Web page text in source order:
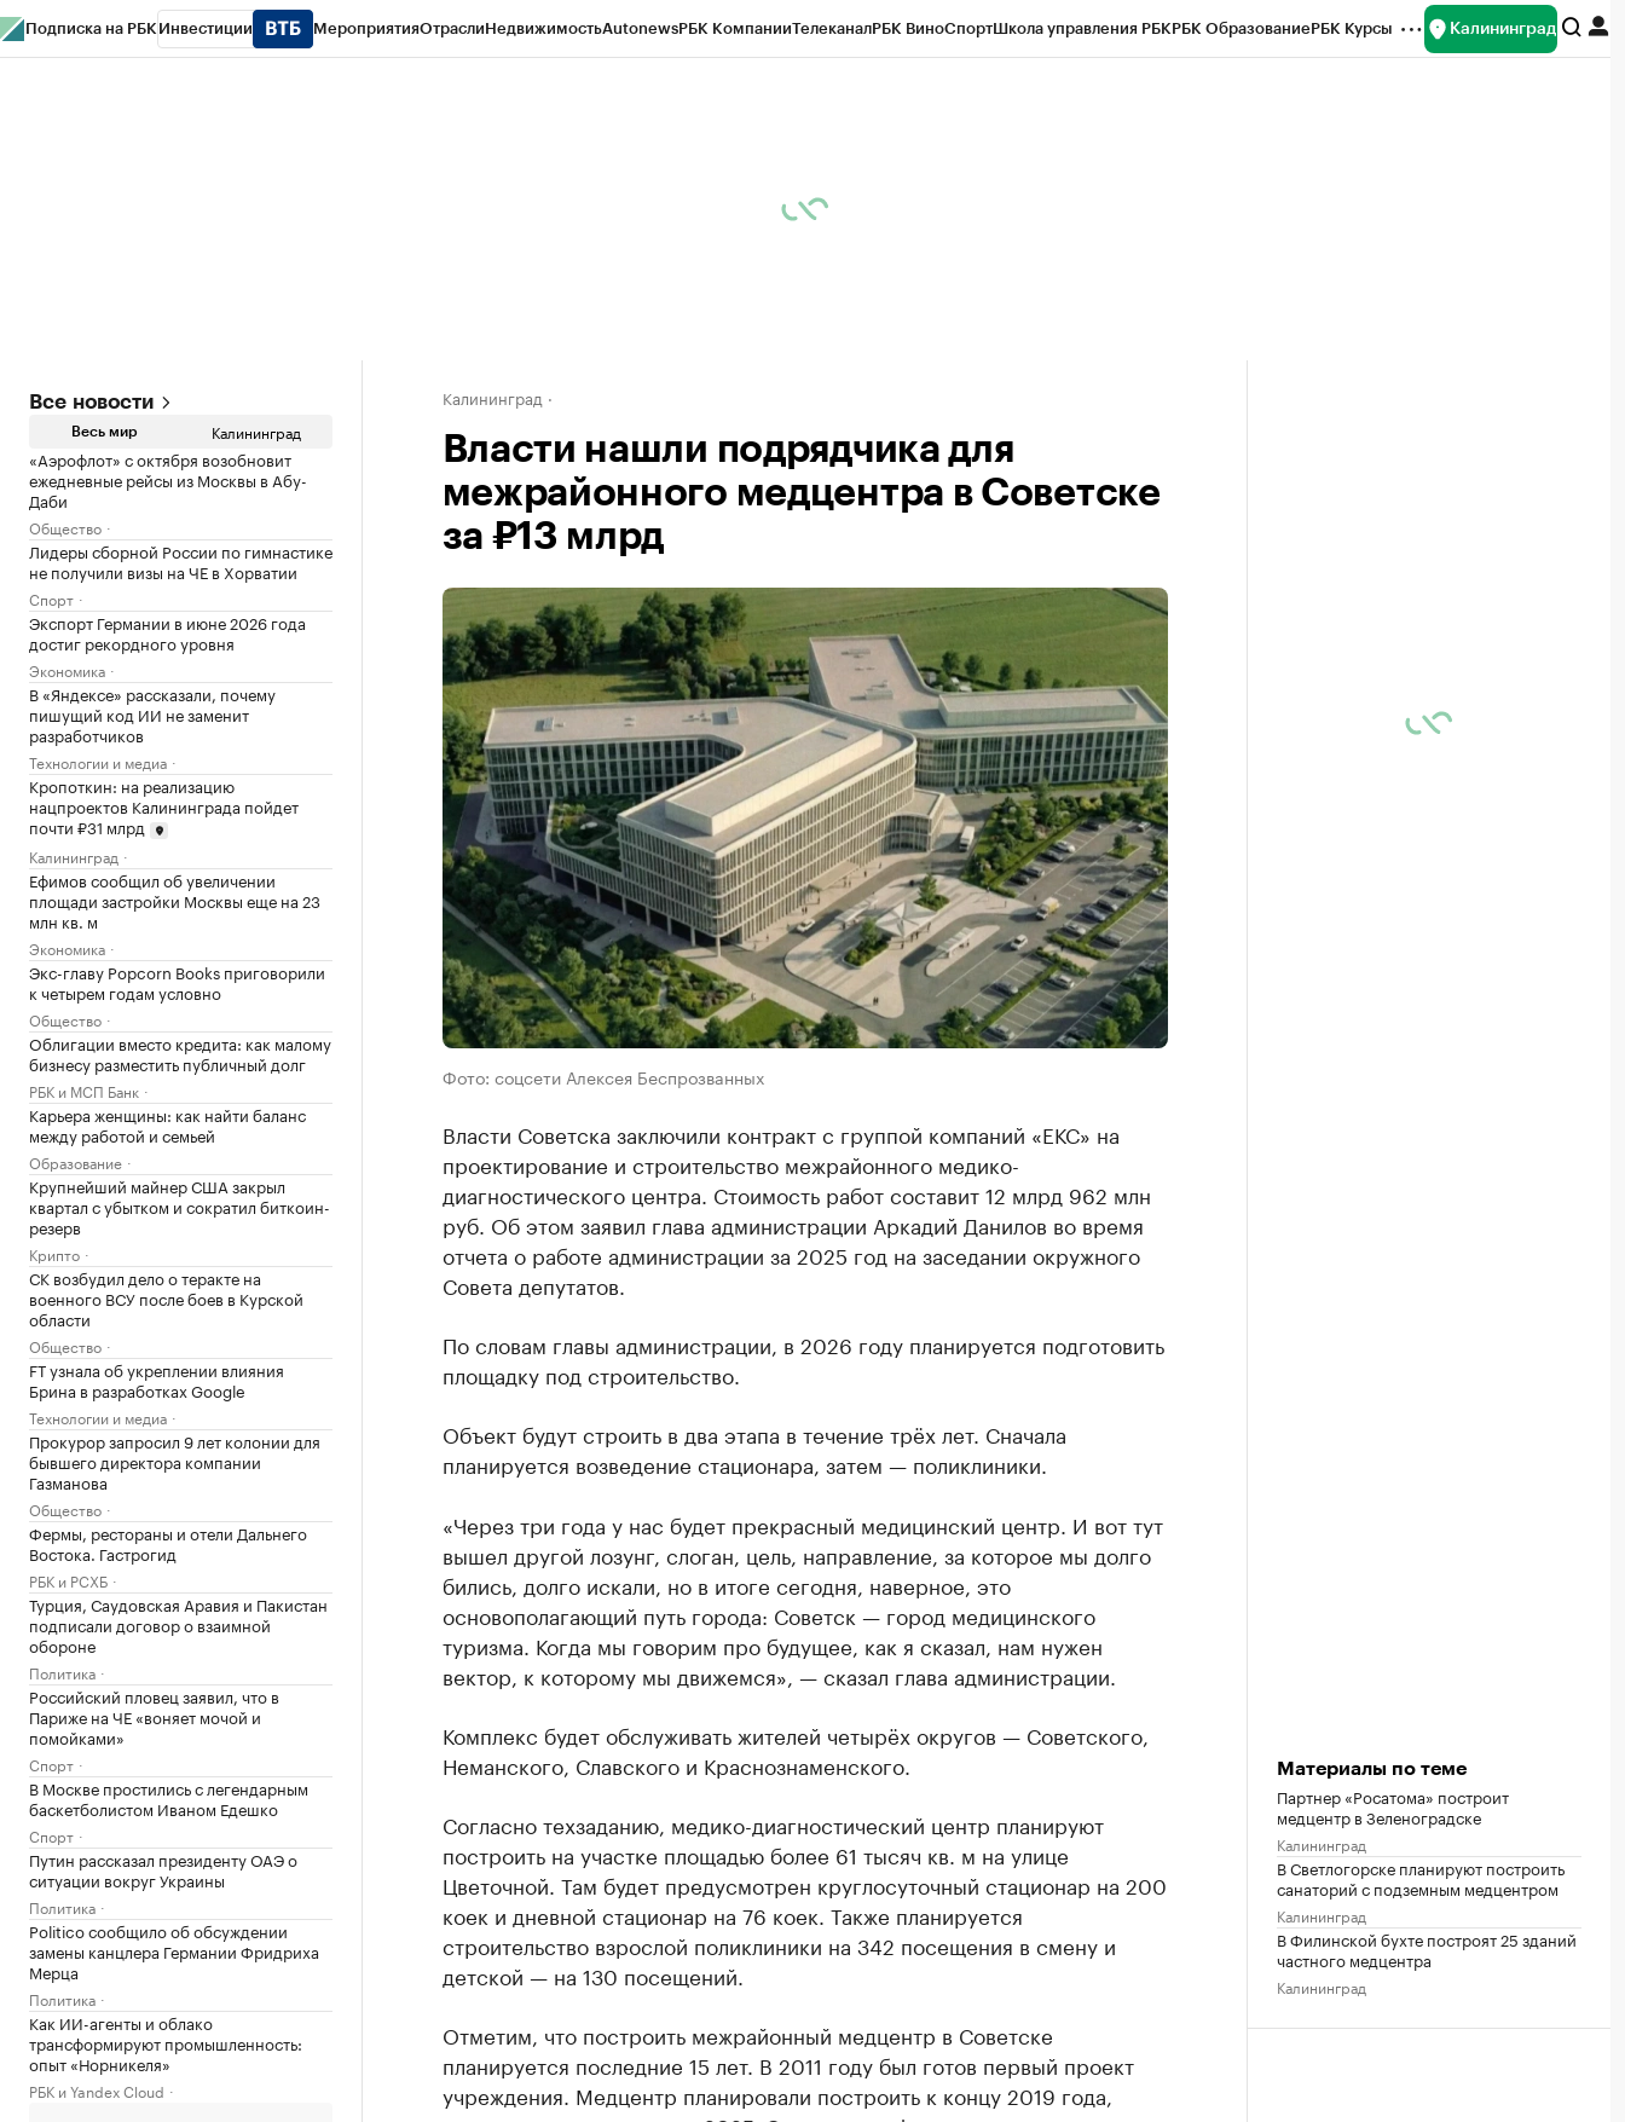
Подписка на РБК Инвестиции МероприятияОтраслиНедвижимостьAutonewsРБК КомпанииТелеканалРБК ВиноСпортШкола управления РБКРБК ОбразованиеРБК Курсы Калининград
Все новости
Весь мир Калининград
«Аэрофлот» с октября возобновит
ежедневные рейсы из Москвы в Абу-
Даби
Общество
Лидеры сборной России по гимнастике
не получили визы на ЧЕ в Хорватии
Спорт
Экспорт Германии в июне 2026 года
достиг рекордного уровня
Экономика
В «Яндексе» рассказали, почему
пишущий код ИИ не заменит
разработчиков
Технологии и медиа
Кропоткин: на реализацию
нацпроектов Калининграда пойдет
почти ₽31 млрд
Калининград
Ефимов сообщил об увеличении
площади застройки Москвы еще на 23
млн кв. м
Экономика
Экс-главу Popcorn Books приговорили
к четырем годам условно
Общество
Облигации вместо кредита: как малому
бизнесу разместить публичный долг
РБК и МСП Банк
Карьера женщины: как найти баланс
между работой и семьей
Образование
Крупнейший майнер США закрыл
квартал с убытком и сократил биткоин-
резерв
Крипто
СК возбудил дело о теракте на
военного ВСУ после боев в Курской
области
Общество
FT узнала об укреплении влияния
Брина в разработках Google
Технологии и медиа
Прокурор запросил 9 лет колонии для
бывшего директора компании
Газманова
Общество
Фермы, рестораны и отели Дальнего
Востока. Гастрогид
РБК и РСХБ
Турция, Саудовская Аравия и Пакистан
подписали договор о взаимной
обороне
Политика
Российский пловец заявил, что в
Париже на ЧЕ «воняет мочой и
помойками»
Спорт
В Москве простились с легендарным
баскетболистом Иваном Едешко
Спорт
Путин рассказал президенту ОАЭ о
ситуации вокруг Украины
Политика
Politico сообщило об обсуждении
замены канцлера Германии Фридриха
Мерца
Политика
Как ИИ-агенты и облако
трансформируют промышленность:
опыт «Норникеля»
РБК и Yandex Cloud
Калининград
Власти нашли подрядчика для
межрайонного медцентра в Советске
за ₽13 млрд
Фото: соцсети Алексея Беспрозванных
Власти Советска заключили контракт с группой компаний «ЕКС» на
проектирование и строительство межрайонного медико-
диагностического центра. Стоимость работ составит 12 млрд 962 млн
руб. Об этом заявил глава администрации Аркадий Данилов во время
отчета о работе администрации за 2025 год на заседании окружного
Совета депутатов.
По словам главы администрации, в 2026 году планируется подготовить
площадку под строительство.
Объект будут строить в два этапа в течение трёх лет. Сначала
планируется возведение стационара, затем — поликлиники.
«Через три года у нас будет прекрасный медицинский центр. И вот тут
вышел другой лозунг, слоган, цель, направление, за которое мы долго
бились, долго искали, но в итоге сегодня, наверное, это
основополагающий путь города: Советск — город медицинского
туризма. Когда мы говорим про будущее, как я сказал, нам нужен
вектор, к которому мы движемся», — сказал глава администрации.
Комплекс будет обслуживать жителей четырёх округов — Советского,
Неманского, Славского и Краснознаменского.
Согласно техзаданию, медико-диагностический центр планируют
построить на участке площадью более 61 тысяч кв. м на улице
Цветочной. Там будет предусмотрен круглосуточный стационар на 200
коек и дневной стационар на 76 коек. Также планируется
строительство взрослой поликлиники на 342 посещения в смену и
детской — на 130 посещений.
Отметим, что построить межрайонный медцентр в Советске
планируется последние 15 лет. В 2011 году был готов первый проект
учреждения. Медцентр планировали построить к концу 2019 года,
Материалы по теме
Партнер «Росатома» построит
медцентр в Зеленоградске
Калининград
В Светлогорске планируют построить
санаторий с подземным медцентром
Калининград
В Филинской бухте построят 25 зданий
частного медцентра
Калининград